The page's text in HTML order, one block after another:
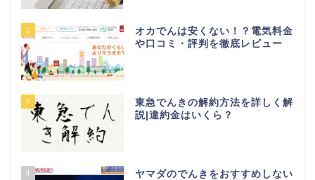
2
オカでんは安くない！？電気料金
や口コミ・評判を徹底レビュー
3
東急でんきの解約方法を詳しく解
説|違約金はいくら？
4
ヤマダのでんきをおすすめしない